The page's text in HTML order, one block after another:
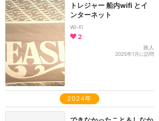
トレジャー 船内wifi とイ
ンターネット
Wi-Fi
2
旅人
2025年1月に訪問
2024年